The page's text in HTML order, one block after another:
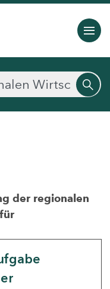
der regionalen